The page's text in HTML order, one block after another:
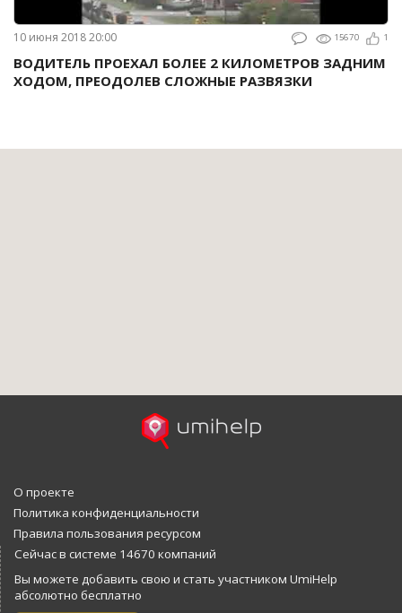
10 июня 2018 20:00 15670 1
ВОДИТЕЛЬ ПРОЕХАЛ БОЛЕЕ 2 КИЛОМЕТРОВ ЗАДНИМ
ХОДОМ, ПРЕОДОЛЕВ СЛОЖНЫЕ РАЗВЯЗКИ
О проекте
Политика конфиденциальности
Правила пользования ресурсом
Сейчас в системе 14670 компаний
Вы можете добавить свою и стать участником UmiHelp
абсолютно бесплатно